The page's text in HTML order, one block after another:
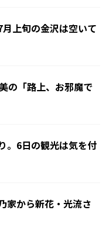
上旬の金沢は空いて
の「路上、お邪魔で
。6日の観光は気を付
家から新花・光流さ